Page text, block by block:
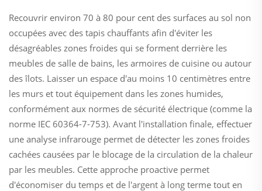
Recouvrir environ 70 à 80 pour cent des surfaces au sol non
occupées avec des tapis chauffants afin d'éviter les
désagréables zones froides qui se forment derrière les
meubles de salle de bains, les armoires de cuisine ou autour
des îlots. Laisser un espace d'au moins 10 centimètres entre
les murs et tout équipement dans les zones humides,
conformément aux normes de sécurité électrique (comme la
norme IEC 60364-7-753). Avant l'installation finale, effectuer
une analyse infrarouge permet de détecter les zones froides
cachées causées par le blocage de la circulation de la chaleur
par les meubles. Cette approche proactive permet
d'économiser du temps et de l'argent à long terme tout en